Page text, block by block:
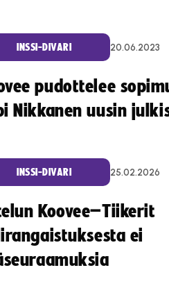
INSSI-DIVARI 20.06.2023
pudottelee
Nikkanen uusin
INSSI-DIVARI 25.02.2026
Koovee–Tiikerit
ei